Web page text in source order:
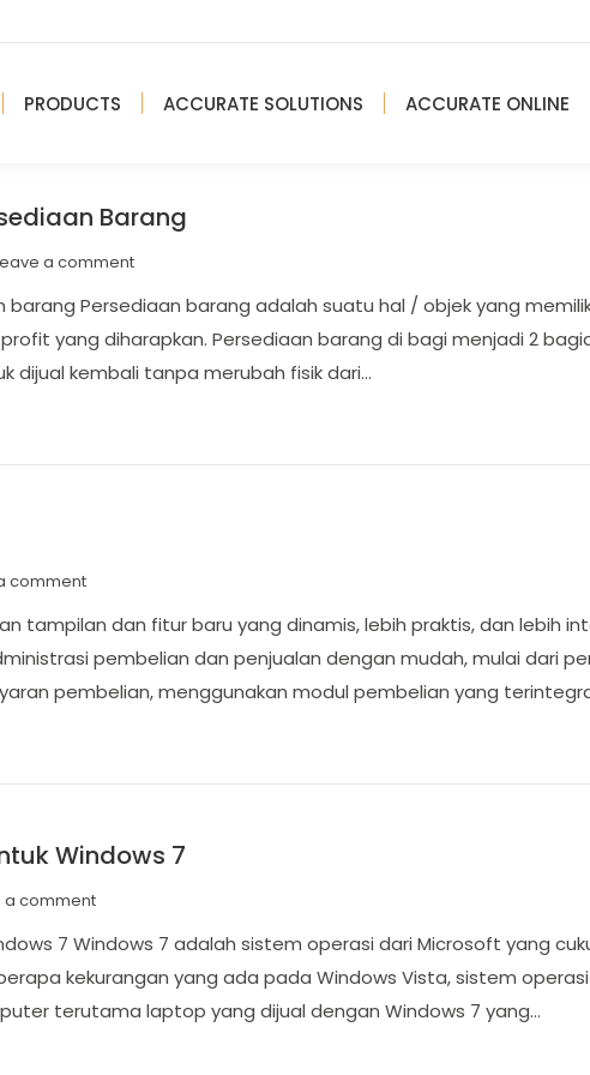
PRODUCTS ACCURATE SOLUTIONS ACCURATE ONLINE
Barang
a comment
Persediaan barang adalah suatu hal / objek yang
yang diharapkan. Persediaan barang di bagi menjadi 2
dijual kembali tanpa merubah fisik dari…
comment
tampilan dan fitur baru yang dinamis, lebih praktis, dan lebih
pembelian dan penjualan dengan mudah, mulai dari
pembelian, menggunakan modul pembelian yang
Windows 7
a comment
7 Windows 7 adalah sistem operasi dari Microsoft yang
kekurangan yang ada pada Windows Vista, sistem
terutama laptop yang dijual dengan Windows 7 yang…